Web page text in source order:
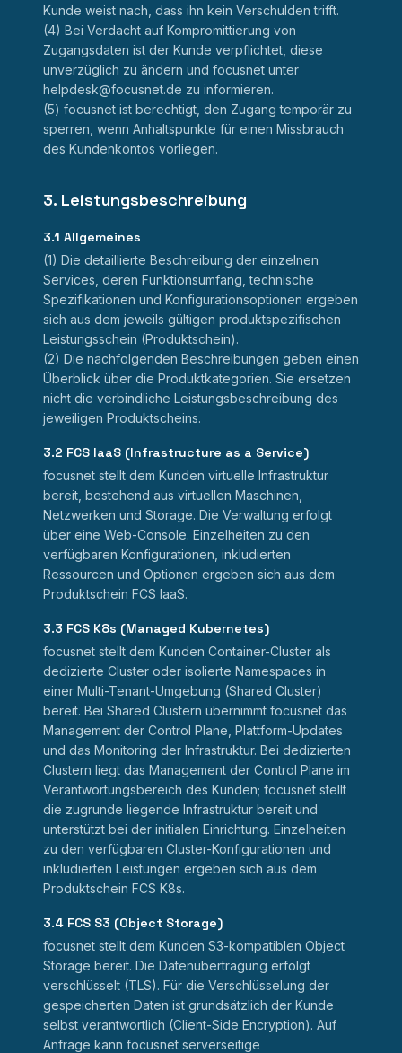
Kunde weist nach, dass ihn kein Verschulden trifft.
(4) Bei Verdacht auf Kompromittierung von
Zugangsdaten ist der Kunde verpflichtet, diese
unverzüglich zu ändern und focusnet unter
helpdesk@focusnet.de zu informieren.
(5) focusnet ist berechtigt, den Zugang temporär zu
sperren, wenn Anhaltspunkte für einen Missbrauch
des Kundenkontos vorliegen.
3. Leistungsbeschreibung
3.1 Allgemeines
(1) Die detaillierte Beschreibung der einzelnen
Services, deren Funktionsumfang, technische
Spezifikationen und Konfigurationsoptionen ergeben
sich aus dem jeweils gültigen produktspezifischen
Leistungsschein (Produktschein).
(2) Die nachfolgenden Beschreibungen geben einen
Überblick über die Produktkategorien. Sie ersetzen
nicht die verbindliche Leistungsbeschreibung des
jeweiligen Produktscheins.
3.2 FCS IaaS (Infrastructure as a Service)
focusnet stellt dem Kunden virtuelle Infrastruktur
bereit, bestehend aus virtuellen Maschinen,
Netzwerken und Storage. Die Verwaltung erfolgt
über eine Web-Console. Einzelheiten zu den
verfügbaren Konfigurationen, inkludierten
Ressourcen und Optionen ergeben sich aus dem
Produktschein FCS IaaS.
3.3 FCS K8s (Managed Kubernetes)
focusnet stellt dem Kunden Container-Cluster als
dedizierte Cluster oder isolierte Namespaces in
einer Multi-Tenant-Umgebung (Shared Cluster)
bereit. Bei Shared Clustern übernimmt focusnet das
Management der Control Plane, Plattform-Updates
und das Monitoring der Infrastruktur. Bei dedizierten
Clustern liegt das Management der Control Plane im
Verantwortungsbereich des Kunden; focusnet stellt
die zugrunde liegende Infrastruktur bereit und
unterstützt bei der initialen Einrichtung. Einzelheiten
zu den verfügbaren Cluster-Konfigurationen und
inkludierten Leistungen ergeben sich aus dem
Produktschein FCS K8s.
3.4 FCS S3 (Object Storage)
focusnet stellt dem Kunden S3-kompatiblen Object
Storage bereit. Die Datenübertragung erfolgt
verschlüsselt (TLS). Für die Verschlüsselung der
gespeicherten Daten ist grundsätzlich der Kunde
selbst verantwortlich (Client-Side Encryption). Auf
Anfrage kann focusnet serverseitige